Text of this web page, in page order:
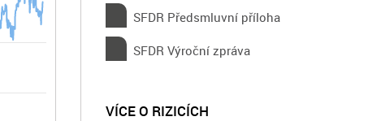
SFDR Předsmluvní příloha
SFDR Výroční zpráva
VÍCE O RIZICÍCH